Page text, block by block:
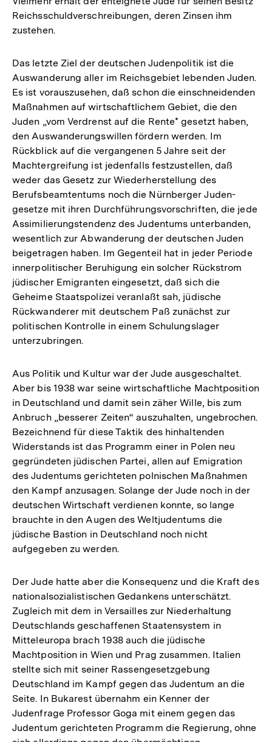
Reichsschuldverschreibungen, deren Zinsen ihm
zustehen.
Das letzte Ziel der deutschen Judenpolitik ist die
Auswanderung aller im Reichsgebiet lebenden Juden.
Es ist vorauszusehen, daß schon die einschneidenden
Maßnahmen auf wirtschaftlichem Gebiet, die den
Juden „vom Verdrenst auf die Rente* gesetzt haben,
den Auswanderungswillen fördern werden. Im
Rückblick auf die vergangenen 5 Jahre seit der
Machtergreifung ist jedenfalls festzustellen, daß
weder das Gesetz zur Wiederherstellung des
Berufsbeamtentums noch die Nürnberger Juden-
gesetze mit ihren Durchführungsvorschriften, die jede
Assimilierungstendenz des Judentums unterbanden,
wesentlich zur Abwanderung der deutschen Juden
beigetragen haben. Im Gegenteil hat in jeder Periode
innerpolitischer Beruhigung ein solcher Rückstrom
jüdischer Emigranten eingesetzt, daß sich die
Geheime Staatspolizei veranlaßt sah, jüdische
Rückwanderer mit deutschem Paß zunächst zur
politischen Kontrolle in einem Schulungslager
unterzubringen.
Aus Politik und Kultur war der Jude ausgeschaltet.
Aber bis 1938 war seine wirtschaftliche Machtposition
in Deutschland und damit sein zäher Wille, bis zum
Anbruch „besserer Zeiten“ auszuhalten, ungebrochen.
Bezeichnend für diese Taktik des hinhaltenden
Widerstands ist das Programm einer in Polen neu
gegründeten jüdischen Partei, allen auf Emigration
des Judentums gerichteten polnischen Maßnahmen
den Kampf anzusagen. Solange der Jude noch in der
deutschen Wirtschaft verdienen konnte, so lange
brauchte in den Augen des Weltjudentums die
jüdische Bastion in Deutschland noch nicht
aufgegeben zu werden.
Der Jude hatte aber die Konsequenz und die Kraft des
nationalsozialistischen Gedankens unterschätzt.
Zugleich mit dem in Versailles zur Niederhaltung
Deutschlands geschaffenen Staatensystem in
Mitteleuropa brach 1938 auch die jüdische
Machtposition in Wien und Prag zusammen. Italien
stellte sich mit seiner Rassengesetzgebung
Deutschland im Kampf gegen das Judentum an die
Seite. In Bukarest übernahm ein Kenner der
Judenfrage Professor Goga mit einem gegen das
Judentum gerichteten Programm die Regierung, ohne